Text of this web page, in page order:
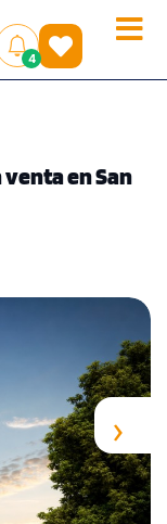
Toggle
4
()
en San
›